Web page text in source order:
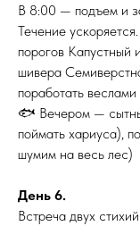
В 8:00 — подъем и
Течение
порогов Капустный
шивера
поработать
🐟 Вечером —
поймать хариуса),
шумим на весь лес)
День 6.
Встреча двух